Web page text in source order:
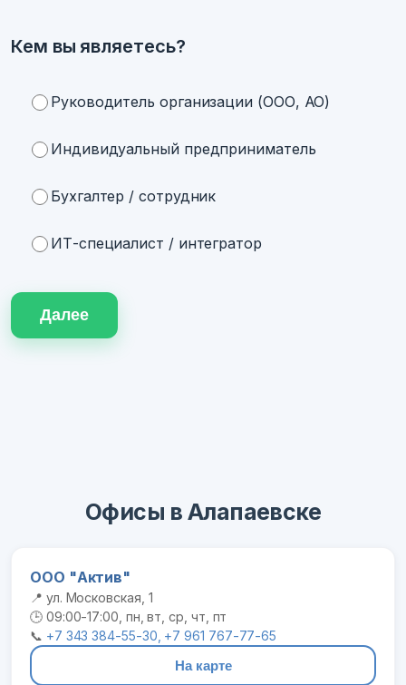
Кем вы являетесь?
Руководитель организации (ООО, АО)
Индивидуальный предприниматель
Бухгалтер / сотрудник
ИТ-специалист / интегратор
Далее
Офисы в Алапаевске
ООО "Актив"
📍 ул. Московская, 1
🕒 09:00-17:00, пн, вт, ср, чт, пт
📞 +7 343 384-55-30, +7 961 767-77-65
На карте